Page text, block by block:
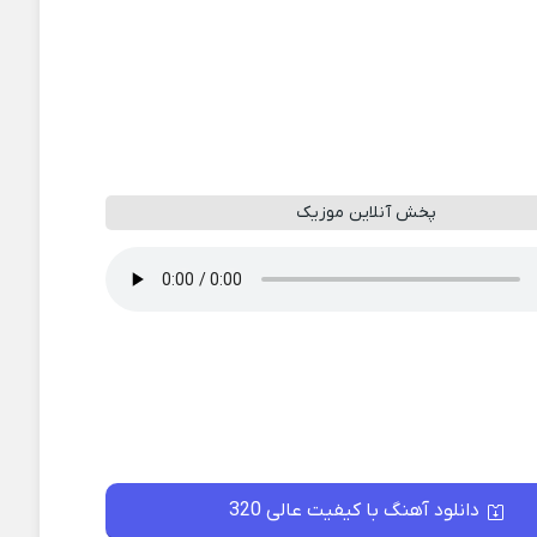
پخش آنلاین موزیک
دانلود آهنگ با کیفیت عالی 320